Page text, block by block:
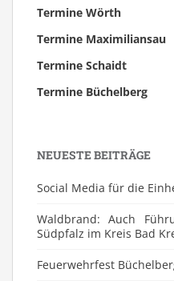
Termine Wörth
Termine Maximiliansau
Termine Schaidt
Termine Büchelberg
NEUESTE BEITRÄGE
Social Media für die
Waldbrand: Auch
Südpfalz im Kreis Bad
Feuerwehrfest